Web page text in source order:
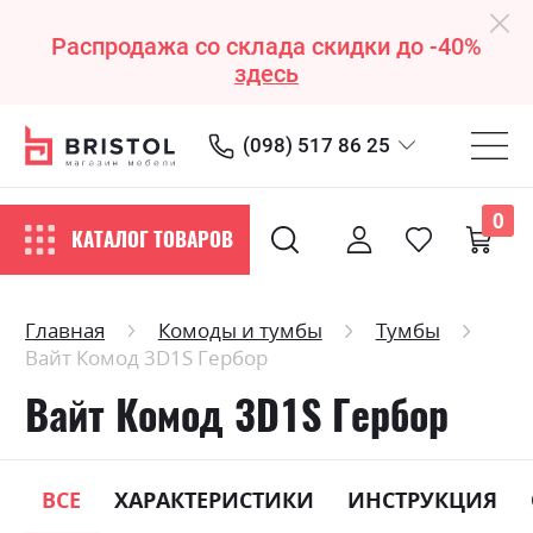
Распродажа со склада скидки до -40%
здесь
(098) 517 86 25
КАТАЛОГ ТОВАРОВ
0
Главная Комоды и тумбы
Тумбы
Вайт Комод 3D1S Гербор
Вайт Комод 3D1S Гербор
ВСЕ ХАРАКТЕРИСТИКИ ИНСТРУКЦИЯ